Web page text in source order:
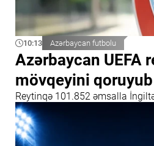
10:13 Azərbaycan futbolu
Azərbaycan UEFA
mövqeyini qoruyub
Reytinqə 101.852 əmsalla